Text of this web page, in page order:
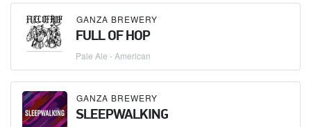
GANZA BREWERY
FULL OF HOP
Pale Ale - American
GANZA BREWERY
SLEEPWALKING